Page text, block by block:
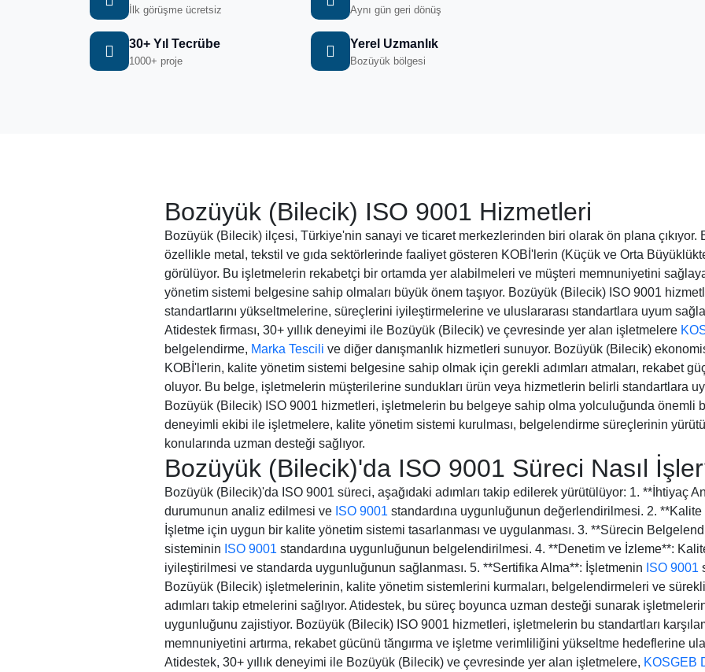
İlk görüşme ücretsiz Aynı gün geri dönüş
30+ Yıl Tecrübe
1000+ proje
Yerel Uzmanlık
Bozüyük bölgesi
Bozüyük (Bilecik) ISO 9001 Hizmetleri
Bozüyük (Bilecik) ilçesi, Türkiye'nin sanayi ve ticaret merkezlerinden biri olarak ön plana çıkıyor.
özellikle metal, tekstil ve gıda sektörlerinde faaliyet gösteren KOBİ'lerin (Küçük ve Orta
görülüyor. Bu işletmelerin rekabetçi bir ortamda yer alabilmeleri ve müşteri memnuniyetini
yönetim sistemi belgesine sahip olmaları büyük önem taşıyor. Bozüyük (Bilecik) ISO 9001
standartlarını yükseltmelerine, süreçlerini iyileştirmelerine ve uluslararası standartlara uyum
Atidestek firması, 30+ yıllık deneyimi ile Bozüyük (Bilecik) ve çevresinde yer alan işletmelere
belgelendirme, Marka Tescili ve diğer danışmanlık hizmetleri sunuyor. Bozüyük (Bilecik)
KOBİ'lerin, kalite yönetim sistemi belgesine sahip olmak için gerekli adımları atmaları, rekabet
oluyor. Bu belge, işletmelerin müşterilerine sundukları ürün veya hizmetlerin belirli standartlara
Bozüyük (Bilecik) ISO 9001 hizmetleri, işletmelerin bu belgeye sahip olma yolculuğunda önemli
deneyimli ekibi ile işletmelere, kalite yönetim sistemi kurulması, belgelendirme süreçlerinin
konularında uzman desteği sağlıyor.
Bozüyük (Bilecik)'da ISO 9001 Süreci Nasıl
Bozüyük (Bilecik)'da ISO 9001 süreci, aşağıdaki adımları takip edilerek yürütülüyor: 1. **İhtiyaç
durumunun analiz edilmesi ve ISO 9001 standardına uygunluğunun değerlendirilmesi. 2.
İşletme için uygun bir kalite yönetim sistemi tasarlanması ve uygulanması. 3. **Sürecin
sisteminin ISO 9001 standardına uygunluğunun belgelendirilmesi. 4. **Denetim ve İzleme**:
iyileştirilmesi ve standarda uygunluğunun sağlanması. 5. **Sertifika Alma**: İşletmenin ISO 9001
Bozüyük (Bilecik) işletmelerinin, kalite yönetim sistemlerini kurmaları, belgelendirmeleri ve
adımları takip etmelerini sağlıyor. Atidestek, bu süreç boyunca uzman desteği sunarak
uygunluğunu zajistiyor. Bozüyük (Bilecik) ISO 9001 hizmetleri, işletmelerin bu standartları
memnuniyetini artırma, rekabet gücünü tăngırma ve işletme verimliliğini yükseltme hedeflerine
Atidestek, 30+ yıllık deneyimi ile Bozüyük (Bilecik) ve çevresinde yer alan işletmelere, KOSGEB